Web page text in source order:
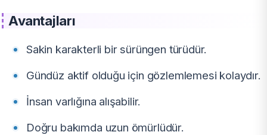
Avantajları
Sakin karakterli bir sürüngen türüdür.
Gündüz aktif olduğu için gözlemlemesi kolaydır.
İnsan varlığına alışabilir.
Doğru bakımda uzun ömürlüdür.